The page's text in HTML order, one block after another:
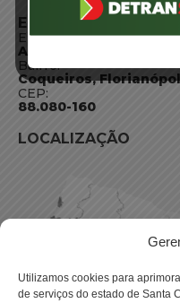
Utilizamos cookies para
de serviços do estado de Santa
ENDEREÇO
Endereço:
Av. Almirante
Bairro:
Coqueiros,
CEP:
88.080-160
LOCALIZAÇÃO